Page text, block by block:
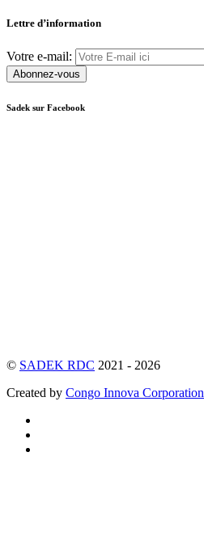
Lettre d’information
Votre e-mail:
Sadek sur Facebook
© SADEK RDC 2021 - 2026
Created by Congo Innova Corporation